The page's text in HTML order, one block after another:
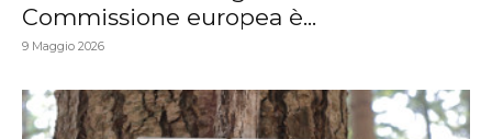
Commissione europea è...
9 Maggio 2026